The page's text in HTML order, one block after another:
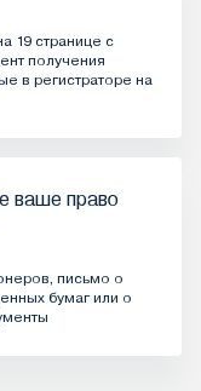
19 странице с
получения
в регистраторе на
ваше право
письмо о
бумаг или о